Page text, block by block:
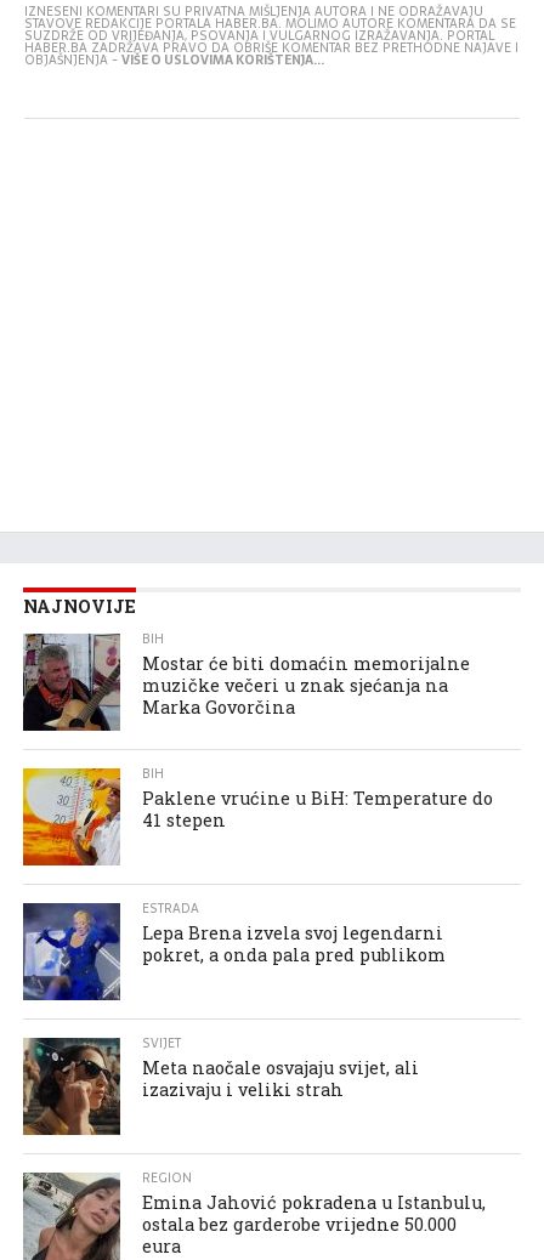
IZNESENI KOMENTARI SU PRIVATNA MIŠLJENJA AUTORA I NE ODRAŽAVAJU
STAVOVE REDAKCIJE PORTALA HABER.BA. MOLIMO AUTORE KOMENTARA DA SE
SUZDRŽE OD VRIJEĐANJA, PSOVANJA I VULGARNOG IZRAŽAVANJA. PORTAL
HABER.BA ZADRŽAVA PRAVO DA OBRIŠE KOMENTAR BEZ PRETHODNE NAJAVE I
OBJAŠNJENJA -VIŠE O USLOVIMA KORIŠTENJA...
NAJNOVIJE
BIH
Mostar će biti domaćin memorijalne
muzičke večeri u znak sjećanja na
Marka Govorčina
BIH
Paklene vrućine u BiH: Temperature do
41 stepen
ESTRADA
Lepa Brena izvela svoj legendarni
pokret, a onda pala pred publikom
SVIJET
Meta naočale osvajaju svijet, ali
izazivaju i veliki strah
REGION
Emina Jahović pokradena u Istanbulu,
ostala bez garderobe vrijedne 50.000
eura